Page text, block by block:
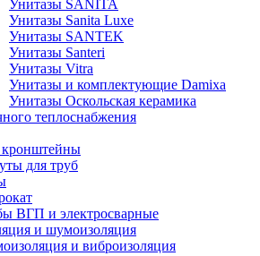
Унитазы SANITA
Унитазы Sanita Luxe
Унитазы SANTEK
Унитазы Santeri
Унитазы Vitra
Унитазы и комплектующие Damixa
Унитазы Оскольская керамика
теплоснабжения
для труб
ВГП и электросварные
и шумоизоляция
и виброизоляция